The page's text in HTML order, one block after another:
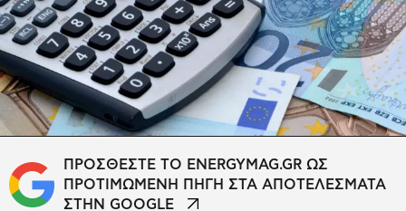
ΠΡΟΣΘΕΣΤΕ ΤΟ ENERGYMAG.GR ΩΣ
ΠΡΟΤΙΜΩΜΕΝΗ ΠΗΓΗ ΣΤΑ ΑΠΟΤΕΛΕΣΜΑΤΑ
ΣΤΗΝ GOOGLE